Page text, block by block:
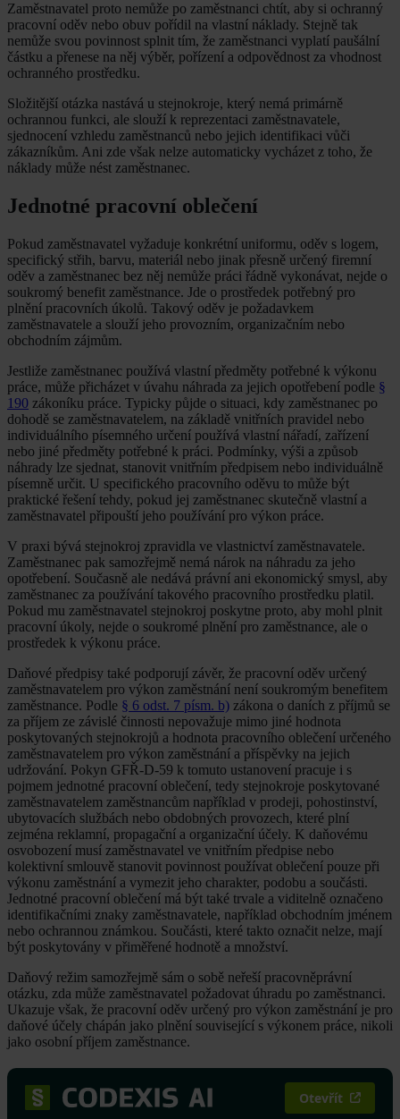
Zaměstnavatel proto nemůže po zaměstnanci chtít, aby si ochranný
pracovní oděv nebo obuv pořídil na vlastní náklady. Stejně tak
nemůže svou povinnost splnit tím, že zaměstnanci vyplatí paušální
částku a přenese na něj výběr, pořízení a odpovědnost za vhodnost
ochranného prostředku.
Složitější otázka nastává u stejnokroje, který nemá primárně
ochrannou funkci, ale slouží k reprezentaci zaměstnavatele,
sjednocení vzhledu zaměstnanců nebo jejich identifikaci vůči
zákazníkům. Ani zde však nelze automaticky vycházet z toho, že
náklady může nést zaměstnanec.
Jednotné pracovní oblečení
Pokud zaměstnavatel vyžaduje konkrétní uniformu, oděv s logem,
specifický střih, barvu, materiál nebo jinak přesně určený firemní
oděv a zaměstnanec bez něj nemůže práci řádně vykonávat, nejde o
soukromý benefit zaměstnance. Jde o prostředek potřebný pro
plnění pracovních úkolů. Takový oděv je požadavkem
zaměstnavatele a slouží jeho provozním, organizačním nebo
obchodním zájmům.
Jestliže zaměstnanec používá vlastní předměty potřebné k výkonu
práce, může přicházet v úvahu náhrada za jejich opotřebení podle §
190 zákoníku práce. Typicky půjde o situaci, kdy zaměstnanec po
dohodě se zaměstnavatelem, na základě vnitřních pravidel nebo
individuálního písemného určení používá vlastní nářadí, zařízení
nebo jiné předměty potřebné k práci. Podmínky, výši a způsob
náhrady lze sjednat, stanovit vnitřním předpisem nebo individuálně
písemně určit. U specifického pracovního oděvu to může být
praktické řešení tehdy, pokud jej zaměstnanec skutečně vlastní a
zaměstnavatel připouští jeho používání pro výkon práce.
V praxi bývá stejnokroj zpravidla ve vlastnictví zaměstnavatele.
Zaměstnanec pak samozřejmě nemá nárok na náhradu za jeho
opotřebení. Současně ale nedává právní ani ekonomický smysl, aby
zaměstnanec za používání takového pracovního prostředku platil.
Pokud mu zaměstnavatel stejnokroj poskytne proto, aby mohl plnit
pracovní úkoly, nejde o soukromé plnění pro zaměstnance, ale o
prostředek k výkonu práce.
Daňové předpisy také podporují závěr, že pracovní oděv určený
zaměstnavatelem pro výkon zaměstnání není soukromým benefitem
zaměstnance. Podle § 6 odst. 7 písm. b) zákona o daních z příjmů se
za příjem ze závislé činnosti nepovažuje mimo jiné hodnota
poskytovaných stejnokrojů a hodnota pracovního oblečení určeného
zaměstnavatelem pro výkon zaměstnání a příspěvky na jejich
udržování. Pokyn GFŘ-D-59 k tomuto ustanovení pracuje i s
pojmem jednotné pracovní oblečení, tedy stejnokroje poskytované
zaměstnavatelem zaměstnancům například v prodeji, pohostinství,
ubytovacích službách nebo obdobných provozech, které plní
zejména reklamní, propagační a organizační účely. K daňovému
osvobození musí zaměstnavatel ve vnitřním předpise nebo
kolektivní smlouvě stanovit povinnost používat oblečení pouze při
výkonu zaměstnání a vymezit jeho charakter, podobu a součásti.
Jednotné pracovní oblečení má být také trvale a viditelně označeno
identifikačními znaky zaměstnavatele, například obchodním jménem
nebo ochrannou známkou. Součásti, které takto označit nelze, mají
být poskytovány v přiměřené hodnotě a množství.
Daňový režim samozřejmě sám o sobě neřeší pracovněprávní
otázku, zda může zaměstnavatel požadovat úhradu po zaměstnanci.
Ukazuje však, že pracovní oděv určený pro výkon zaměstnání je pro
daňové účely chápán jako plnění související s výkonem práce, nikoli
jako osobní příjem zaměstnance.
Otevřít